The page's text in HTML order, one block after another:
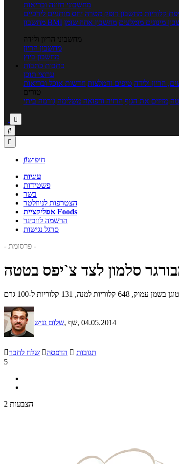
מחשבוני תזונה ובריאות
קלוריות מחשבון דופק מטרה יחס מותניים לירכיים
מחשבון BMI
מינונים מומלצים מחשבון אחוז שומן
מחשבוני הריון ולידה
מחשבון הריון
מחשבון ביוץ
כתבות כתבות
ערוצי תוכן
הריון ולידה טיפים והמלצות חדשות אוכל ובריאות
טורים
מזיזים את הגוף הרזיה ורפואה משלימה גורמה ביתי



חיפוש
עוגיות
פשטידות
בשר
הצטרפות לניוזלטר
אפליקציית Foods
הרשמה לוובינר
סרגל נגישות
- פרסומת -
סלמון לצד צ`יפס בטטה
קלוריות ל-100 גרם
שלום גניש , שף, 04.05.2014
שלח לחבר הדפסה  תגובות
5
2 הצבעות